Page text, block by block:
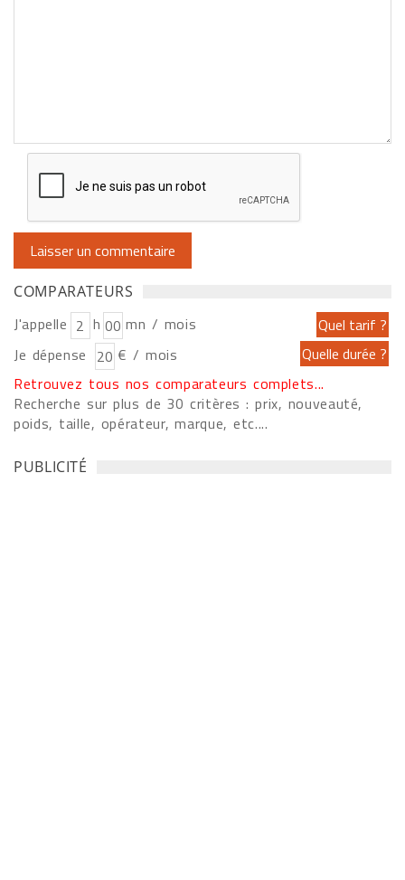
COMPARATEURS
J'appelle h
mn / mois
Je dépense
€ / mois
Retrouvez tous nos comparateurs complets...
Recherche sur plus de 30 critères : prix, nouveauté,
poids, taille, opérateur, marque, etc....
PUBLICITÉ